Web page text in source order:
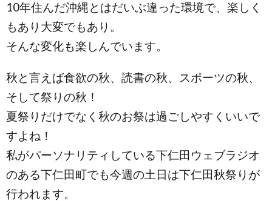
10年住んだ沖縄とはだいぶ違った環境で、楽しく
もあり大変でもあり。
そんな変化も楽しんでいます。
秋と言えば食欲の秋、読書の秋、スポーツの秋、
そして祭りの秋！
夏祭りだけでなく秋のお祭は過ごしやすくいいで
すよね！
私がパーソナリティしている下仁田ウェブラジオ
のある下仁田町でも今週の土日は下仁田秋祭りが
行われます。